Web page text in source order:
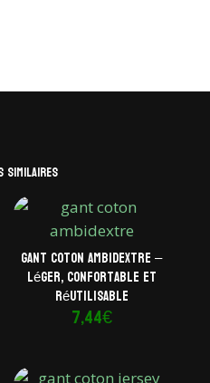
similaires
Gant coton ambidextre –
Léger, confortable et
réutilisable
7,44€